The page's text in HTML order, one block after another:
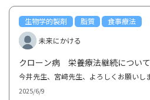
生物学的製剤 脂質
食事療法
未来にかける
クローン病 栄養療法継続について
2025/6/9